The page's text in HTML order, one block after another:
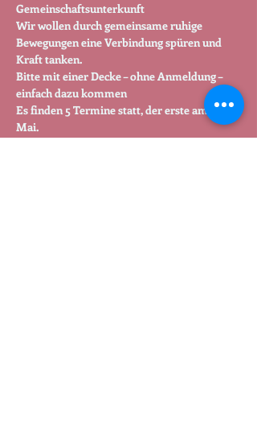
Gemeinschaftsunterkunft
Wir wollen durch gemeinsame ruhige
Bewegungen eine Verbindung spüren und
Kraft tanken.
Bitte mit einer Decke – ohne Anmeldung –
einfach dazu kommen
Es finden 5 Termine statt, der erste am 27.
Mai.